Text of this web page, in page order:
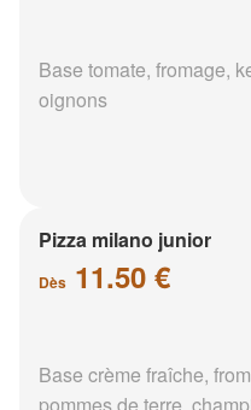
Base tomate, fromage,
oignons
Pizza milano junior
Dès 11.50 €
Base crème fraîche,
pommes de terre,